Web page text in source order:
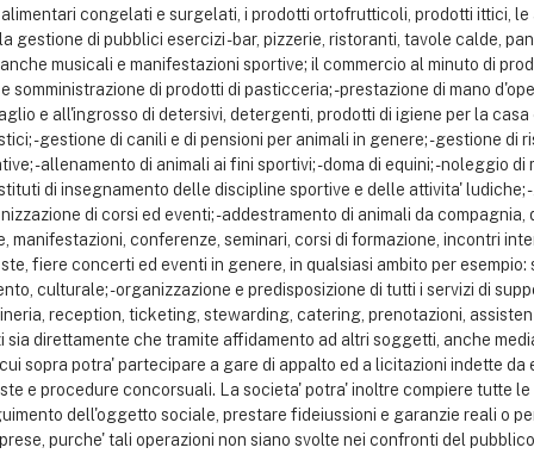
congelati e surgelati, i prodotti ortofrutticoli, prodotti ittici, le
gestione di pubblici esercizi - bar, pizzerie, ristoranti, tavole calde,
musicali e manifestazioni sportive; il commercio al minuto di
somministrazione di prodotti di pasticceria; - prestazione di mano
e all'ingrosso di detersivi, detergenti, prodotti di igiene per la
- gestione di canili e di pensioni per animali in genere; - gestione di
- allenamento di animali ai fini sportivi; - doma di equini; - noleggio
di insegnamento delle discipline sportive e delle attivita' ludiche;
di corsi ed eventi; - addestramento di animali da
manifestazioni, conferenze, seminari, corsi di formazione, incontri
fiere concerti ed eventi in genere, in qualsiasi ambito per
culturale; - organizzazione e predisposizione di tutti i servizi di
reception, ticketing, stewarding, catering, prenotazioni,
direttamente che tramite affidamento ad altri soggetti, anche
sopra potra' partecipare a gare di appalto ed a licitazioni indette
e procedure concorsuali. La societa' potra' inoltre compiere tutte
dell'oggetto sociale, prestare fideiussioni e garanzie reali o
purche' tali operazioni non siano svolte nei confronti del